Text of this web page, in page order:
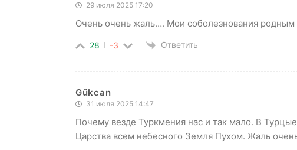
29 июля 2025 17:20
Очень очень жаль…. Мои соболезнования родным
28 -3 Ответить
Gükcan
31 июля 2025 14:47
Почему везде Туркмения нас и так мало. В
Царства всем небесного Земля Пухом. Жаль